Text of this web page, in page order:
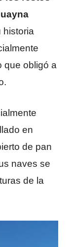
historia
que obligó a
en
de pan
naves se
de la